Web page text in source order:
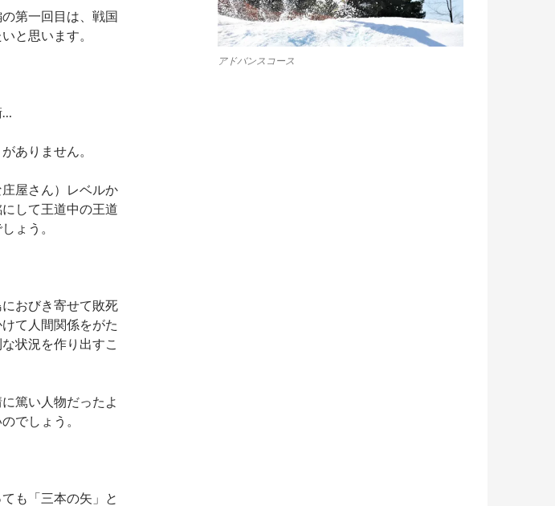
第一回目は、戦国
と思います。
…
ありません。
屋さん）レベルか
して王道中の王道
ょう。
おびき寄せて敗死
て人間関係をがた
状況を作り出すこ
篤い人物だったよ
でしょう。
も「三本の矢」と
アドバンスコース